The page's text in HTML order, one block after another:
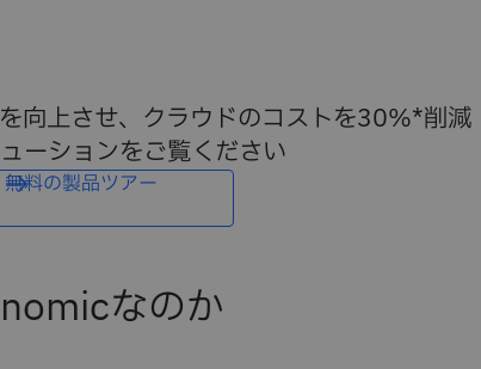
向上させ、クラウドのコストを30%*削減
ーションをご覧ください
無料の製品ツアー
なのか